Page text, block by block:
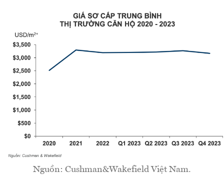
Nguồn: Cushman&Wakefield Việt Nam.